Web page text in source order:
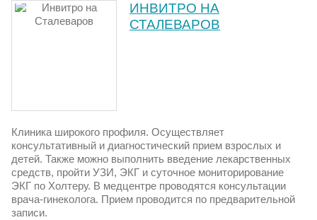
ИНВИТРО НА
СТАЛЕВАРОВ
Клиника широкого профиля. Осуществляет
консультативный и диагностический прием взрослых и
детей. Также можно выполнить введение лекарственных
средств, пройти УЗИ, ЭКГ и суточное мониторирование
ЭКГ по Холтеру. В медцентре проводятся консультации
врача-гинеколога. Прием проводится по предварительной
записи.